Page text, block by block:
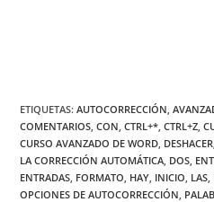
ETIQUETAS:AUTOCORRECCIÓN
COMENTARIOS CON CTRL+* CTRL+Z
CURSO AVANZADO DE WORD DESHACER
LA CORRECCIÓN AUTOMÁTICA DOS
ENTRADAS FORMATO HAY INICIO LAS
OPCIONES DE AUTOCORRECCIÓN